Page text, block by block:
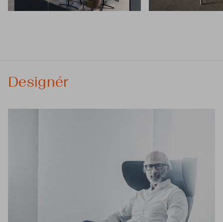
Designér